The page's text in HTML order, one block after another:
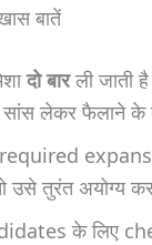
बातें
दो बारली जाती
सांस लेकर फैलाने के
required
उसे तुरंत अयोग्य
के लिए